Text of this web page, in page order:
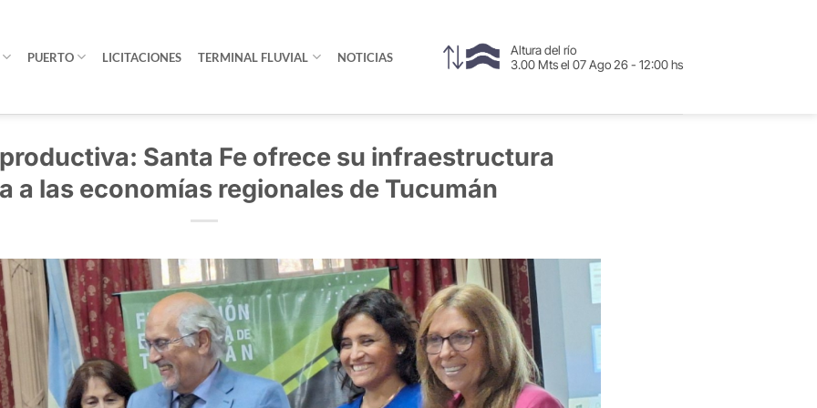
PUERTO LICITACIONES TERMINAL FLUVIAL NOTICIAS
Altura del río
3.00 Mts el 07 Ago 26 - 12:00 hs
Santa Fe ofrece su infraestructura
a las economías regionales de Tucumán